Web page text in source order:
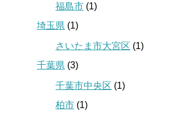
福島市 (1)
埼玉県 (1)
さいたま市大宮区 (1)
千葉県 (3)
千葉市中央区 (1)
柏市 (1)